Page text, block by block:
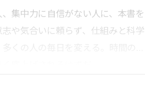
集中力に自信がない人に、本書を
や気合いに頼らず、仕組みと科学